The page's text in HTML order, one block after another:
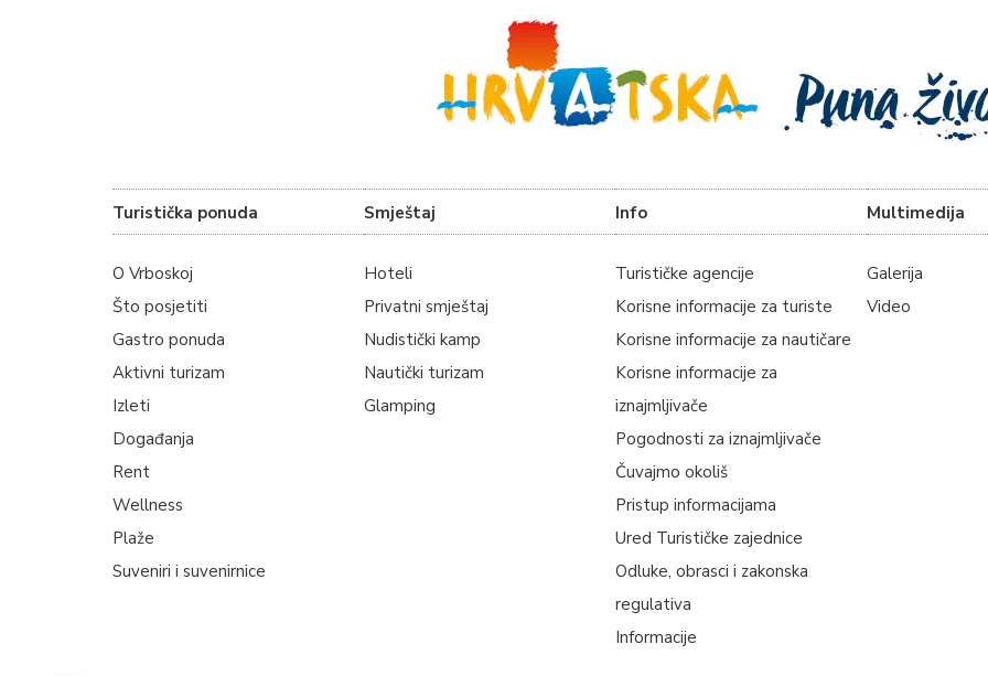
Turistička ponuda
O Vrboskoj
Što posjetiti
Gastro ponuda
Aktivni turizam
Izleti
Događanja
Rent
Wellness
Plaže
Suveniri i suvenirnice
Smještaj
Hoteli
Privatni smještaj
Nudistički kamp
Nautički turizam
Glamping
Info
Turističke agencije
Korisne informacije za turiste
Korisne informacije za nautičare
Korisne informacije za
iznajmljivače
Pogodnosti za iznajmljivače
Čuvajmo okoliš
Pristup informacijama
Ured Turističke zajednice
Odluke, obrasci i zakonska
regulativa
Informacije
Multimedija
Galerija
Video